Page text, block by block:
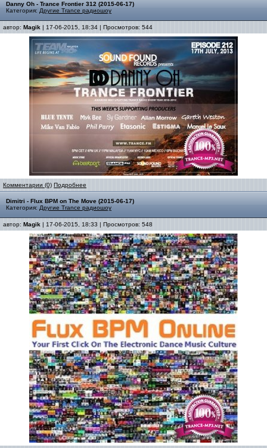
Danny Oh - Trance Frontier 312 (2015-06-17)
Категория: Другие Trance радиошоу
автор: Magik | 17-06-2015, 18:34 | Просмотров: 544
Комментарии (0) Подробнее
Dimitri - Flux BPM on The Move (2015-06-17)
Категория: Другие Trance радиошоу
автор: Magik | 17-06-2015, 18:33 | Просмотров: 548